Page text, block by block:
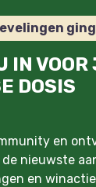
IN VOOR
DOSIS
en
nieuwste
en